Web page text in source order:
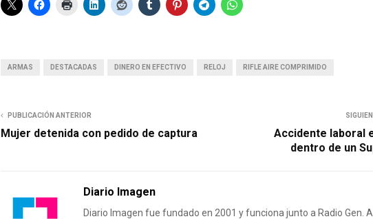
ARMAS DESTACADAS DINERO EN EFECTIVO RELOJ RIFLE AIRE COMPRIMIDO
PUBLICACIÓN ANTERIOR
Mujer detenida con pedido de captura
Accidente laboral
dentro de un
Diario Imagen
Diario Imagen fue fundado en 2001 y funciona junto a Radio Gen.